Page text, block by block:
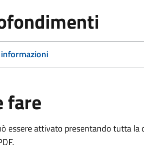
fare
essere attivato presentando tutta